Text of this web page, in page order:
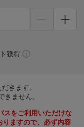
獲得
きます。
ません。
スをご利用いただけな
りますので、必ず内容